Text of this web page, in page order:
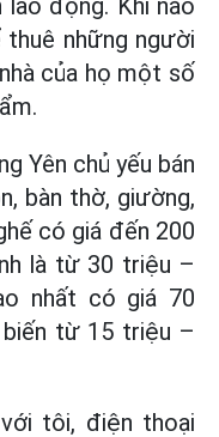
động. Khi nào
những người
của họ một số
Yên chủ yếu bán
bàn thờ, giường,
có giá đến 200
là từ 30 triệu –
nhất có giá 70
từ 15 triệu –
tôi, điện thoại